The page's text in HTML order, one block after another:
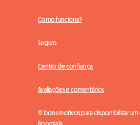
Como funciona?
Seguro
Centro de confiança
Avaliações e comentários
12 bons motivos para disponibilizar
Roomlala